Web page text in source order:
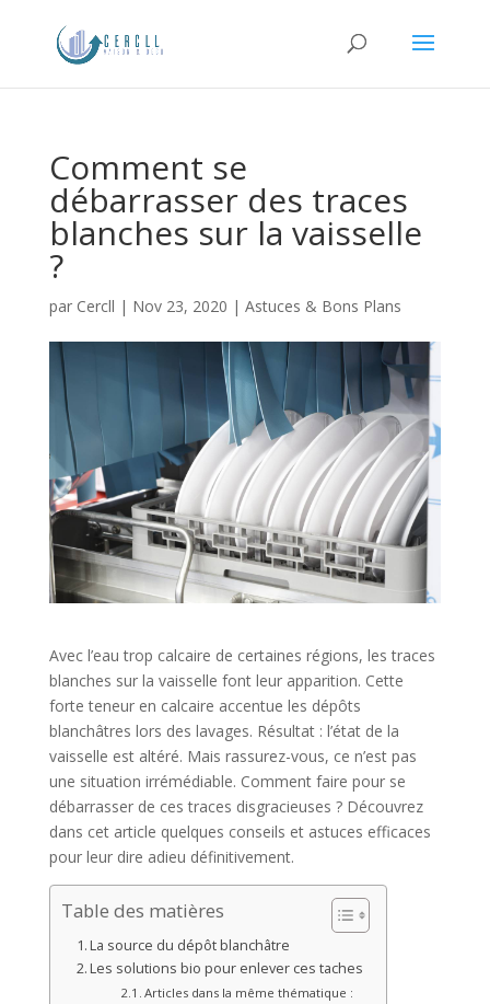
Comment se
débarrasser des traces
blanches sur la vaisselle
?
par Cercll | Nov 23, 2020 | Astuces & Bons Plans
Avec l’eau trop calcaire de certaines régions, les traces
blanches sur la vaisselle font leur apparition. Cette
forte teneur en calcaire accentue les dépôts
blanchâtres lors des lavages. Résultat : l’état de la
vaisselle est altéré. Mais rassurez-vous, ce n’est pas
une situation irrémédiable. Comment faire pour se
débarrasser de ces traces disgracieuses ? Découvrez
dans cet article quelques conseils et astuces efficaces
pour leur dire adieu définitivement.
Table des matières
La source du dépôt blanchâtre
Les solutions bio pour enlever ces taches
Articles dans la même thématique :